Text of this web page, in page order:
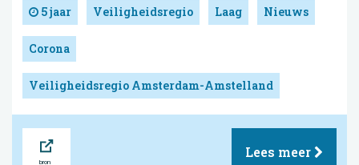
5 jaar Veiligheidsregio Laag Nieuws
Corona
Veiligheidsregio Amsterdam-Amstelland
Lees meer